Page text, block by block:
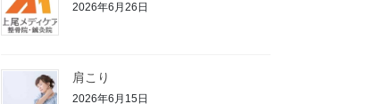
2026年6月26日
肩こり
2026年6月15日